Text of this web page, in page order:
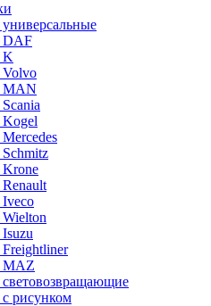
DAF
K
Volvo
MAN
MAZ
рисунком